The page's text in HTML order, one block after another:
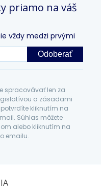
priamo na váš
vždy medzi prvými
Odoberať
spracovávať len za
a zásadami
kliknutím na
Súhlas môžete
alebo kliknutím na
emailu.